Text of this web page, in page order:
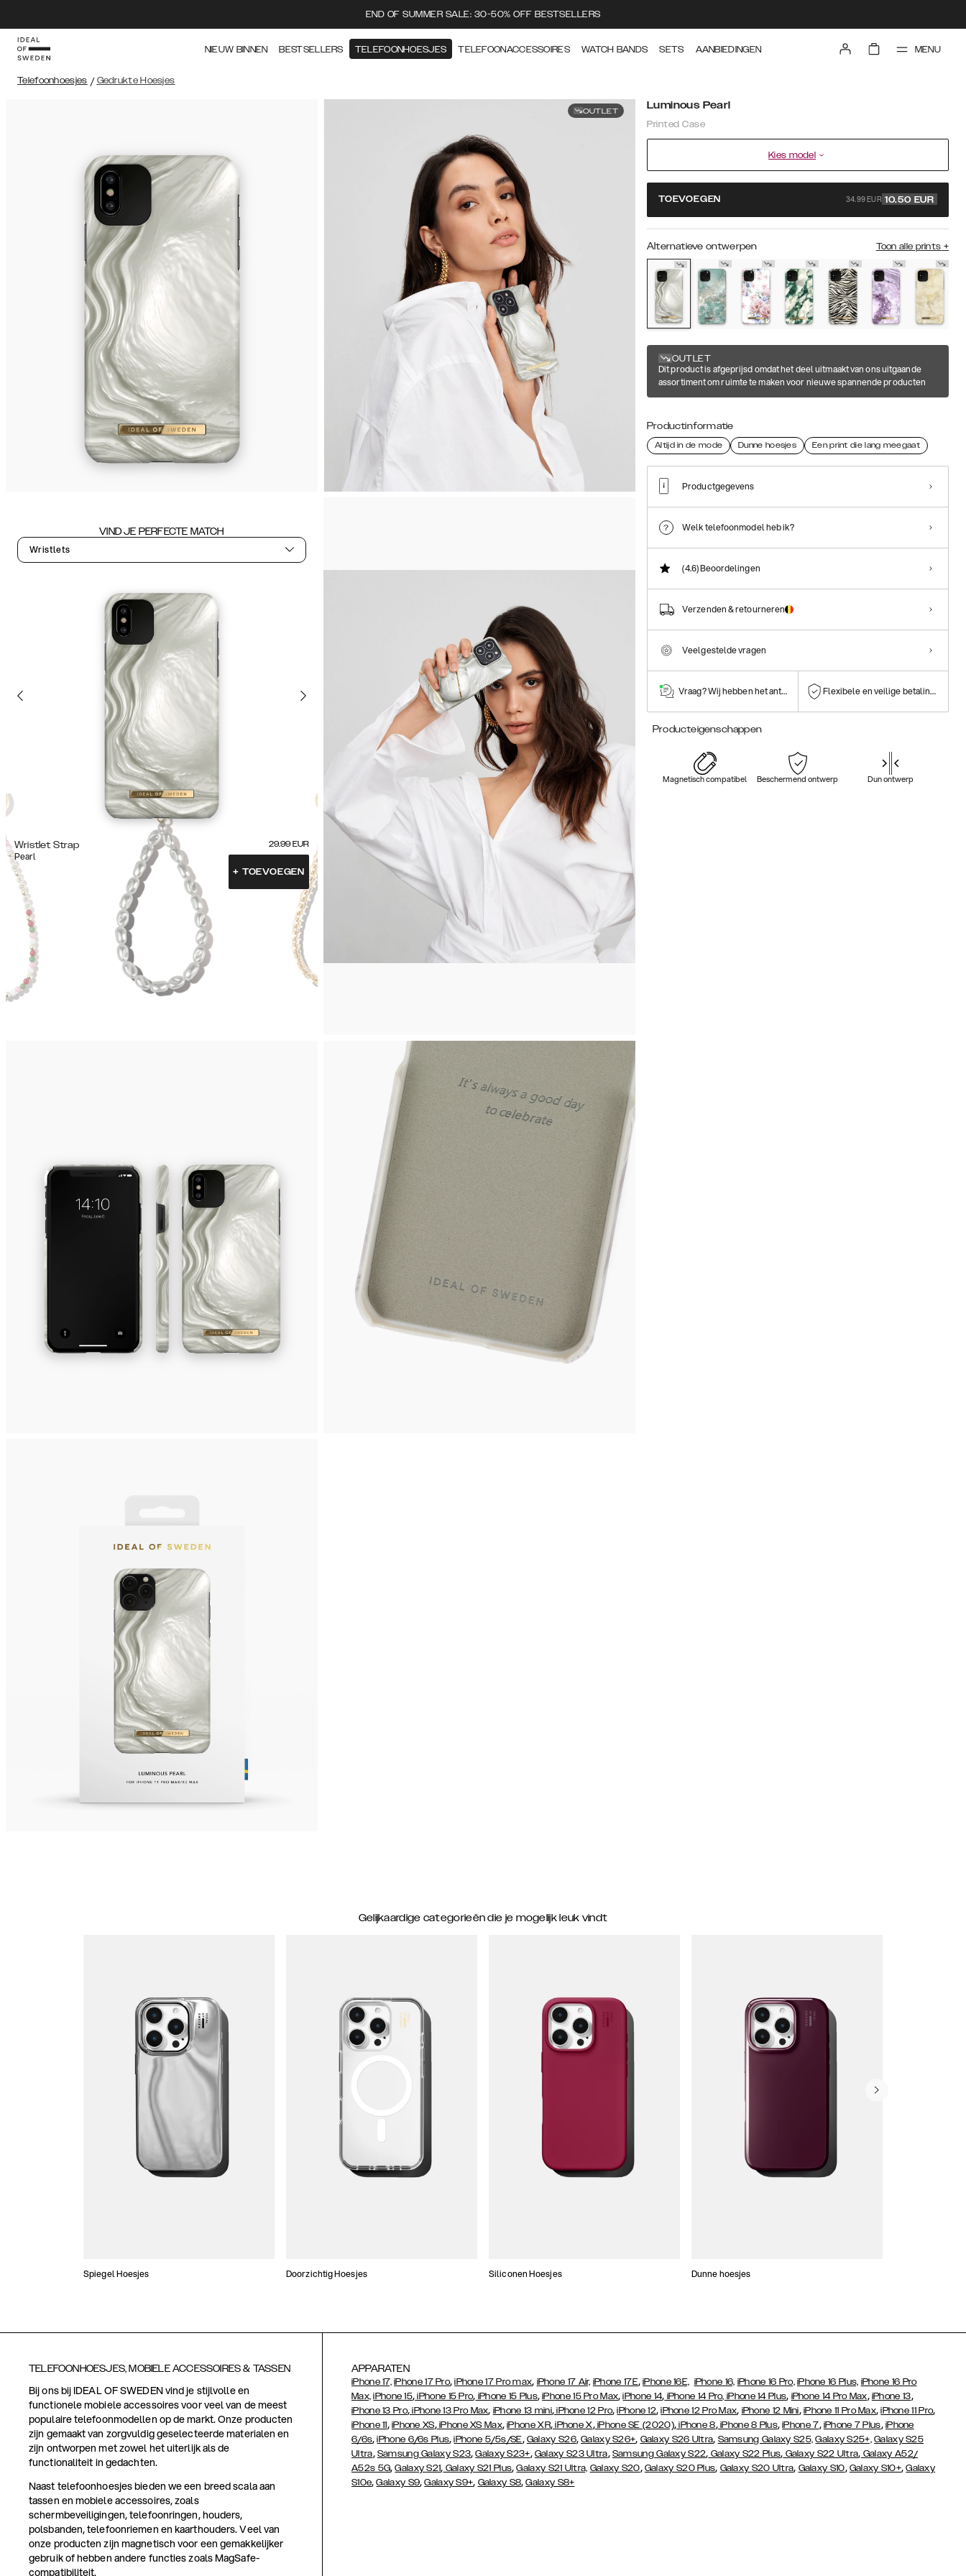
END OF SUMMER SALE: 30-50% OFF BESTSELLERS
NIEUW BINNEN BESTSELLERS TELEFOONHOESJES TELEFOONACCESSOIRES WATCH BANDS SETS AANBIEDINGEN MENU
Telefoonhoesjes / Gedrukte Hoesjes
OUTLET
VIND JE PERFECTE MATCH
Wristlets
Wristlet Strap
Pearl
29.99 EUR
+ TOEVOEGEN
Luminous Pearl
Printed Case
Kies model
TOEVOEGEN 34.99 EUR 10.50 EUR
Alternatieve ontwerpen Toon alle prints +
OUTLET
Dit product is afgeprijsd omdat het deel uitmaakt van ons uitgaande
assortiment om ruimte te maken voor nieuwe spannende producten
Productinformatie
Altijd in de mode Dunne hoesjes Een print die lang meegaat
Productgegevens
Welk telefoonmodel heb ik?
(4.6)Beoordelingen
Verzenden & retourneren
Veelgestelde vragen
Vraag? Wij hebben het antwoord! Flexibele en veilige betalingen
Producteigenschappen
Magnetisch compatibel Beschermend ontwerp Dun ontwerp
Gelijkaardige categorieën die je mogelijk leuk vindt
Spiegel Hoesjes Doorzichtig Hoesjes Siliconen Hoesjes Dunne hoesjes
TELEFOONHOESJES, MOBIELE ACCESSOIRES & TASSEN
Bij ons bij IDEAL OF SWEDEN vind je stijlvolle en
functionele mobiele accessoires voor veel van de meest
populaire telefoonmodellen op de markt. Onze producten
zijn gemaakt van zorgvuldig geselecteerde materialen en
zijn ontworpen met zowel het uiterlijk als de
functionaliteit in gedachten.
Naast telefoonhoesjes bieden we een breed scala aan
tassen en mobiele accessoires, zoals
schermbeveiligingen, telefoonringen, houders,
polsbanden, telefoonriemen en kaarthouders. Veel van
onze producten zijn magnetisch voor een gemakkelijker
gebruik of hebben andere functies zoals MagSafe-
compatibiliteit.
APPARATEN
iPhone 17, iPhone 17 Pro,iPhone 17 Pro max, iPhone 17 Air, iPhone 17E,iPhone 16E, iPhone 16, iPhone 16 Pro, iPhone 16 Plus, iPhone 16 Pro
Max, iPhone 15, iPhone 15 Pro, iPhone 15 Plus,iPhone 15 Pro Max,iPhone 14, iPhone 14 Pro, iPhone 14 Plus, iPhone 14 Pro Max, iPhone 13,
iPhone 13 Pro, iPhone 13 Pro Max, iPhone 13 mini,iPhone 12 Pro,iPhone 12,iPhone 12 Pro Max, iPhone 12 Mini, iPhone 11 Pro Max,iPhone 11 Pro,
iPhone 11, iPhone XS,iPhone XS Max,iPhone XR,iPhone X,iPhone SE (2020),iPhone 8,iPhone 8 Plus,iPhone 7, iPhone 7 Plus, iPhone
6/6s,iPhone 6/6s Plus,iPhone 5/5s/SE, Galaxy S26,Galaxy S26+, Galaxy S26 Ultra, Samsung Galaxy S25, Galaxy S25+, Galaxy S25
Ultra, Samsung Galaxy S23,Galaxy S23+, Galaxy S23 Ultra, Samsung Galaxy S22, Galaxy S22 Plus, Galaxy S22 Ultra, Galaxy A52/
A52s 5G,Galaxy S21, Galaxy S21 Plus,Galaxy S21 Ultra, Galaxy S20, Galaxy S20 Plus, Galaxy S20 Ultra, Galaxy S10, Galaxy S10+,Galaxy
S10e,Galaxy S9,Galaxy S9+, Galaxy S8,Galaxy S8+